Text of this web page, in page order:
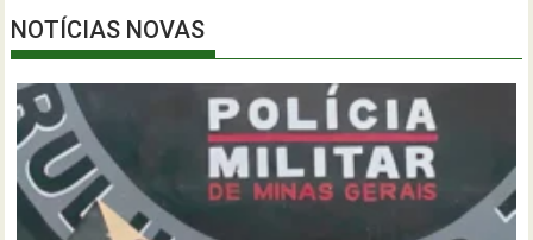
NOTÍCIAS NOVAS